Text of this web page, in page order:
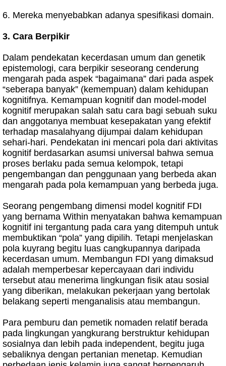
6. Mereka menyebabkan adanya spesifikasi domain.
3. Cara Berpikir
Dalam pendekatan kecerdasan umum dan genetik
epistemologi, cara berpikir seseorang cenderung
mengarah pada aspek “bagaimana” dari pada aspek
“seberapa banyak” (kemempuan) dalam kehidupan
kognitifnya. Kemampuan kognitif dan model-model
kognitif merupakan salah satu cara bagi sebuah suku
dan anggotanya membuat kesepakatan yang efektif
terhadap masalahyang dijumpai dalam kehidupan
sehari-hari. Pendekatan ini mencari pola dari aktivitas
kognitif berdasarkan asumsi universal bahwa semua
proses berlaku pada semua kelompok, tetapi
pengembangan dan penggunaan yang berbeda akan
mengarah pada pola kemampuan yang berbeda juga.
Seorang pengembang dimensi model kognitif FDI
yang bernama Within menyatakan bahwa kemampuan
kognitif ini tergantung pada cara yang ditempuh untuk
membuktikan “pola” yang dipilih. Tetapi menjelaskan
pola kuyrang begitu luas cangkupannya daripada
kecerdasan umum. Membangun FDI yang dimaksud
adalah memperbesar kepercayaan dari individu
tersebut atau menerima lingkungan fisik atau sosial
yang diberikan, melakukan pekerjaan yang bertolak
belakang seperti menganalisis atau membangun.
Para pemburu dan pemetik nomaden relatif berada
pada lingkungan yangkurang berstruktur kehidupan
sosialnya dan lebih pada independent, begitu juga
sebaliknya dengan pertanian menetap. Kemudian